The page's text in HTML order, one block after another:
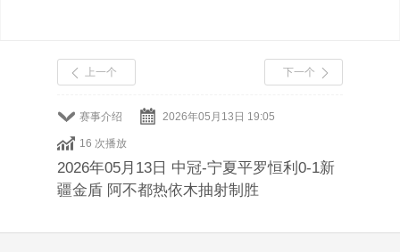
赛事介绍 2026年05月13日 19:05
16 次播放
上一个 下一个
2026年05月13日 中冠-宁夏平罗恒利0-1新
疆金盾 阿不都热依木抽射制胜